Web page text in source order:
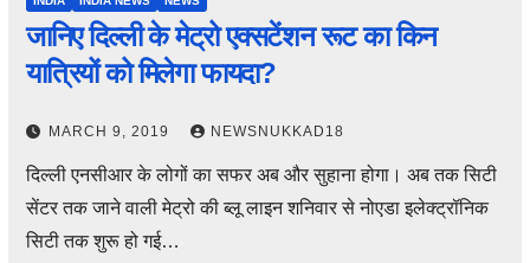
जानिए दिल्ली के मेट्रो एक्सटेंशन रूट का किन
यात्रियों को मिलेगा फायदा?
MARCH 9, 2019 NEWSNUKKAD18
दिल्ली एनसीआर के लोगों का सफर अब और सुहाना होगा। अब तक सिटी
सेंटर तक जाने वाली मेट्रो की ब्लू लाइन शनिवार से नोएडा इलेक्ट्रॉनिक
सिटी तक शुरू हो गई…